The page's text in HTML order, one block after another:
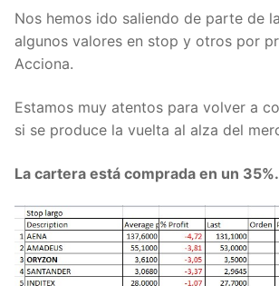
Nos hemos ido saliendo de parte de
algunos valores en stop y otros por
Acciona.
Estamos muy atentos para volver a
si se produce la vuelta al alza del
La cartera está comprada en un 35%.